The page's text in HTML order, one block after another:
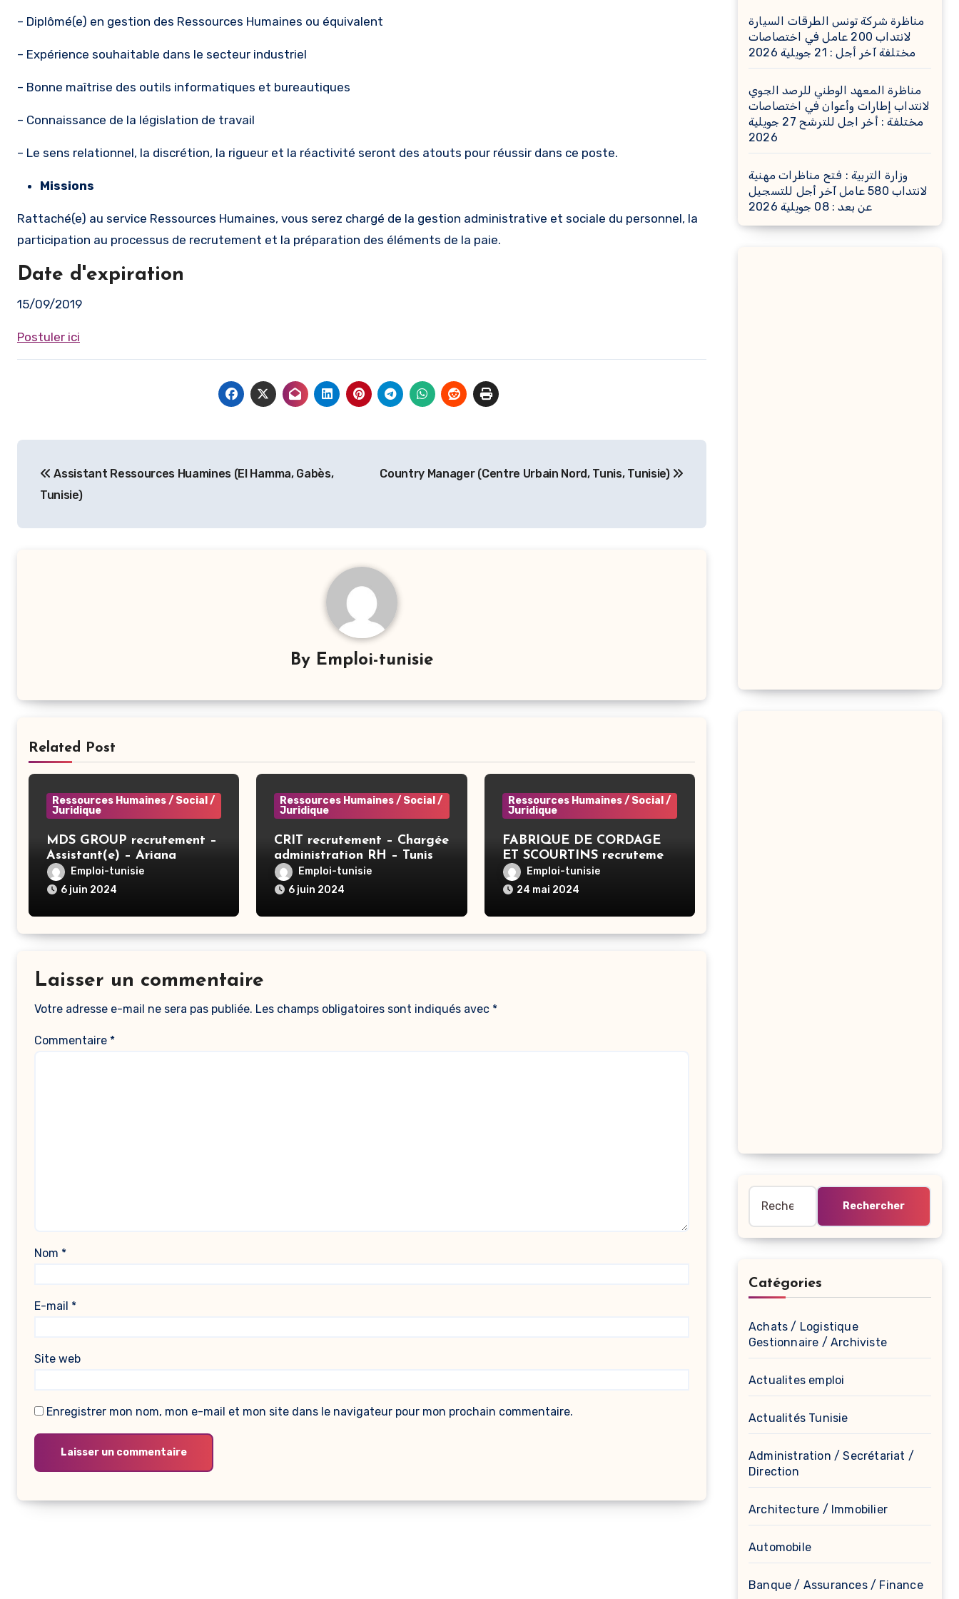
– Diplômé(e) en gestion des Ressources Humaines ou équivalent
– Expérience souhaitable dans le secteur industriel
– Bonne maîtrise des outils informatiques et bureautiques
– Connaissance de la législation de travail
– Le sens relationnel, la discrétion, la rigueur et la réactivité seront des atouts pour réussir dans ce poste.
Missions
Rattaché(e) au service Ressources Humaines, vous serez chargé de la gestion administrative et sociale du personnel, la
participation au processus de recrutement et la préparation des éléments de la paie.
Date d'expiration
15/09/2019
Postuler ici
de
Assistant Ressources Huamines (El Hamma, Gabès,
Tunisie)
Country Manager (Centre Urbain Nord, Tunis, Tunisie)
By Emploi-tunisie
Related Post
Ressources Humaines / Social /
Juridique
MDS GROUP recrutement –
Assistant(e) – Ariana
Emploi-tunisie
6 juin 2024
Ressources Humaines / Social /
Juridique
CRIT recrutement – Chargée
administration RH – Tunis
Emploi-tunisie
6 juin 2024
Ressources Humaines / Social /
Juridique
FABRIQUE DE CORDAGE
ET SCOURTINS recrutement
– Responsable RH – Ben
Arous
Emploi-tunisie
24 mai 2024
Laisser un commentaire
Votre adresse e-mail ne sera pas publiée. Les champs obligatoires sont indiqués avec *
Commentaire *
Nom *
E-mail *
Site web
Enregistrer mon nom, mon e-mail et mon site dans le navigateur pour mon prochain commentaire.
مناظرة شركة تونس الطرقات السيارة
لانتداب 200 عامل في اختصاصات
مختلفة آخر أجل : 21 جويلية 2026
مناظرة المعهد الوطني للرصد الجوي
لانتداب إطارات وأعوان في اختصاصات
مختلفة : أخر اجل للترشح 27 جويلية
2026
وزارة التربية : فتح مناظرات مهنية
لانتداب 580 عامل آخر أجل للتسجيل
عن بعد : 08 جويلية 2026
Catégories
Achats / Logistique
Gestionnaire / Archiviste
Actualites emploi
Actualités Tunisie
Administration / Secrétariat /
Direction
Architecture / Immobilier
Automobile
Banque / Assurances / Finance